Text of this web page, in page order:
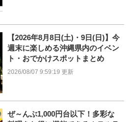
【2026年8月8日(土)・9日(日)】今
週末に楽しめる沖縄県内のイベン
ト・おでかけスポットまとめ
2026/08/07 9:59:19 更新
ぜ～んぶ1,000円台以下！多彩な